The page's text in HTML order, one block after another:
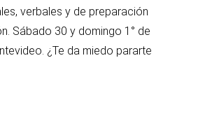
verbales y de preparación
Sábado 30 y domingo 1° de
¿Te da miedo pararte